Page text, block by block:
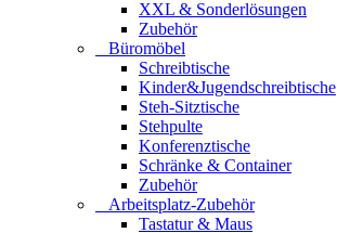
XXL & Sonderlösungen
Zubehör
Büromöbel
Schreibtische
Kinder&Jugendschreibtische
Steh-Sitztische
Stehpulte
Konferenztische
Schränke & Container
Zubehör
Arbeitsplatz-Zubehör
Tastatur & Maus